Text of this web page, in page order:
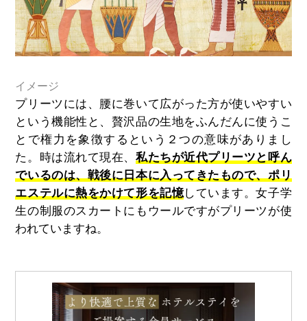
イメージ
プリーツには、腰に巻いて広がった方が使いやすい
という機能性と、贅沢品の生地をふんだんに使うこ
とで権力を象徴するという２つの意味がありまし
た。時は流れて現在、 私たちが近代プリーツと呼ん
でいるのは、戦後に日本に入ってきたもので、ポリ
エステルに熱をかけて形を記憶しています。女子学
生の制服のスカートにもウールですがプリーツが使
われていますね。